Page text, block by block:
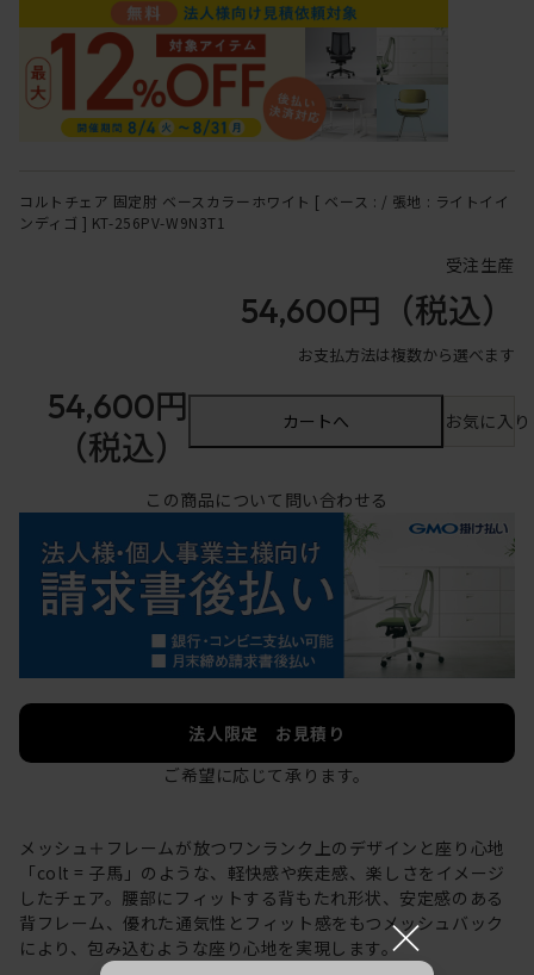
コルトチェア 固定肘 ベースカラーホワイト [ ベース : / 張地 : ライトイイ
ンディゴ ] KT-256PV-W9N3T1
受注生産
54,600円 （税込）
お支払方法は複数から選べます
54,600円
（税込）
カートへ お気に入
この商品について問い合わせる
法人限定 お見積り
ご希望に応じて承ります。
メッシュ＋フレームが放つワンランク上のデザインと座り心地
「colt = 子馬」のような、軽快感や疾走感、楽しさをイメージ
したチェア。腰部にフィットする背もたれ形状、安定感のある
背フレーム、優れた通気性とフィット感をもつメッシュバック
により、包み込むような座り心地を実現します。×